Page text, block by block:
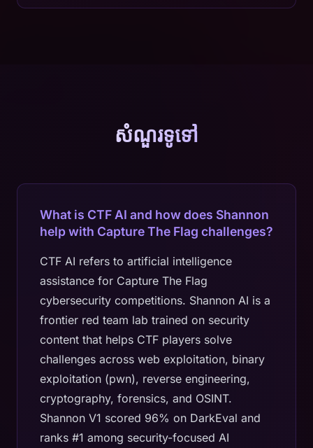
សំណួរទូទៅ
What is CTF AI and how does Shannon
help with Capture The Flag challenges?
CTF AI refers to artificial intelligence
assistance for Capture The Flag
cybersecurity competitions. Shannon AI is a
frontier red team lab trained on security
content that helps CTF players solve
challenges across web exploitation, binary
exploitation (pwn), reverse engineering,
cryptography, forensics, and OSINT.
Shannon V1 scored 96% on DarkEval and
ranks #1 among security-focused AI